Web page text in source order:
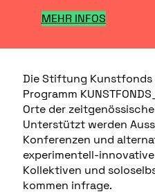
MEHR INFOS
Die Stiftung
Programm
Orte der
Unterstützt werden
Konferenzen und
experimentell-
Kollektiven und
kommen infrage.